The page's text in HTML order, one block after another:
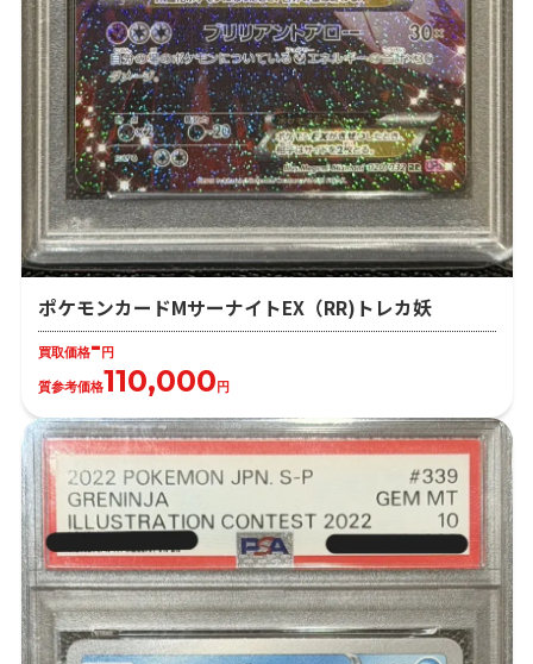
ポケモンカードMサーナイトEX（RR)トレカ妖
買取価格-円
質参考価格110,000円